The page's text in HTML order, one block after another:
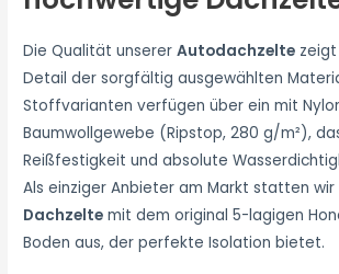
Die Qualität unsererAutodachzelte
Detail der sorgfältig ausgewählten
Stoffvarianten verfügen über ein mit
Baumwollgewebe (Ripstop, 280 g/m²),
Reißfestigkeit und absolute
Als einziger Anbieter am Markt statten wir
Dachzelte mit dem original 5-lagigen
Boden aus, der perfekte Isolation bietet.